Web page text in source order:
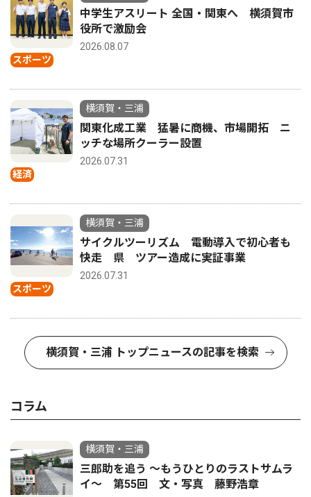
スポーツ
中学生アスリート 全国・関東へ 横須賀市
役所で激励会
2026.08.07
経済
横須賀・三浦
関東化成工業 猛暑に商機、市場開拓 ニ
ッチな場所クーラー設置
2026.07.31
スポーツ
横須賀・三浦
サイクルツーリズム 電動導入で初心者も
快走 県 ツアー造成に実証事業
2026.07.31
横須賀・三浦 トップニュースの記事を検索
コラム
横須賀・三浦
三郎助を追う 〜もうひとりのラストサムラ
イ〜 第55回 文・写真 藤野浩章